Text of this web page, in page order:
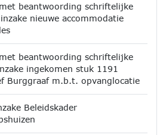
beantwoording schriftelijke
nieuwe accommodatie
beantwoording schriftelijke
ingekomen stuk 1191
Burggraaf m.b.t. opvanglocatie
Beleidskader